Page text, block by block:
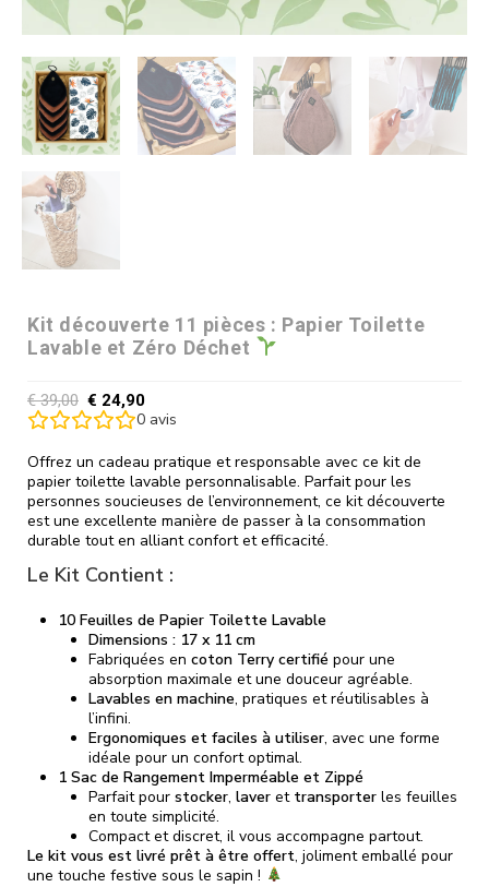
Kit découverte 11 pièces : Papier Toilette
Lavable et Zéro Déchet
€39,00 € 24,90
0 avis
Offrez un cadeau pratique et responsable avec ce kit de
papier toilette lavable personnalisable. Parfait pour les
personnes soucieuses de l’environnement, ce kit découverte
est une excellente manière de passer à la consommation
durable tout en alliant confort et efficacité.
Le Kit Contient :
10 Feuilles de Papier Toilette Lavable
Dimensions : 17 x 11 cm
Fabriquées en coton Terry certifié pour une
absorption maximale et une douceur agréable.
Lavables en machine, pratiques et réutilisables à
l’infini.
Ergonomiques et faciles à utiliser, avec une forme
idéale pour un confort optimal.
1 Sac de Rangement Imperméable et Zippé
Parfait pour stocker, laver et transporter les feuilles
en toute simplicité.
Compact et discret, il vous accompagne partout.
Le kit vous est livré prêt à être offert, joliment emballé pour
une touche festive sous le sapin !